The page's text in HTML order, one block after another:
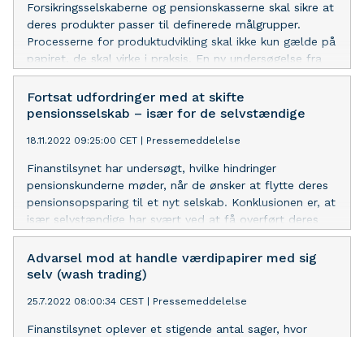
Forsikringsselskaberne og pensionskasserne skal sikre at
deres produkter passer til definerede målgrupper.
Processerne for produktudvikling skal ikke kun gælde på
papiret, de skal virke i praksis. En ny undersøgelse fra
Finanstilsynet viser, at branchen i praksis fortsat
mangler at tage skridtet fuldt ud og rent faktisk
kortlægge målgrupperne.
Fortsat udfordringer med at skifte
pensionsselskab – især for de selvstændige
18.11.2022 09:25:00 CET Pressemeddelelse
Finanstilsynet har undersøgt, hvilke hindringer
pensionskunderne møder, når de ønsker at flytte deres
pensionsopsparing til et nyt selskab. Konklusionen er, at
især selvstændige har svært ved at få overført deres
hvilende, obligatoriske pensionsordninger til private
aftaler. Og det strider mod kundens interesse og god
skik.
Advarsel mod at handle værdipapirer med sig
selv (wash trading)
25.7.2022 08:00:34 CEST Pressemeddelelse
Finanstilsynet oplever et stigende antal sager, hvor